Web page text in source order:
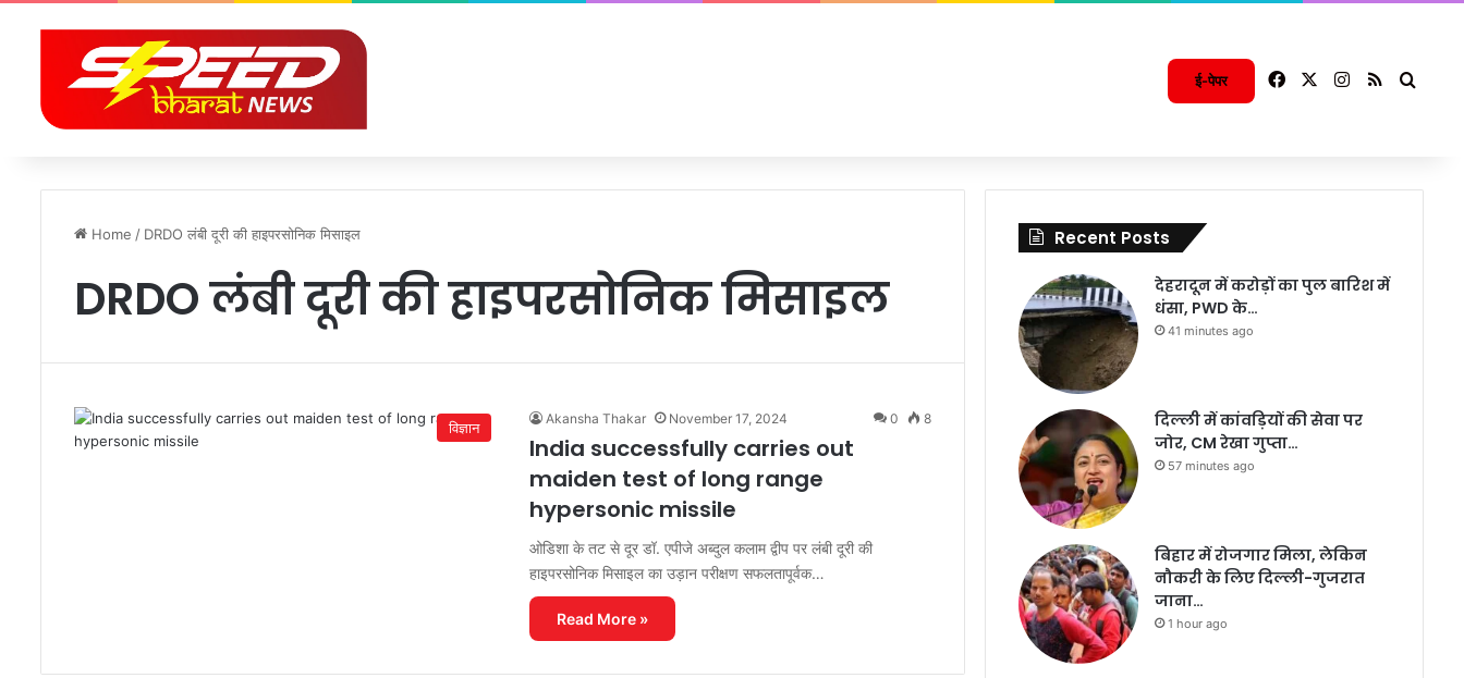
ई-पेपर FacebookInstagram
RSS
Home / DRDO लंबी दूरी की हाइपरसोनिक मिसाइल
DRDO लंबी दूरी की हाइपरसोनिक मिसाइल
विज्ञान
Akansha Thakar November 17, 2024 0 8
India successfully carries out
maiden test of long range
hypersonic missile
ओडिशा के तट से दूर डॉ. एपीजे अब्दुल कलाम द्वीप पर लंबी दूरी की
हाइपरसोनिक मिसाइल का उड़ान परीक्षण सफलतापूर्वक…
Read More »
Recent Posts
देहरादून में करोड़ों का पुल बारिश में
धंसा, PWD के…
41 minutes ago
दिल्ली में कांवड़ियों की सेवा पर
जोर, CM रेखा गुप्ता…
57 minutes ago
बिहार में रोजगार मिला, लेकिन
नौकरी के लिए दिल्ली-गुजरात
जाना…
1 hour ago